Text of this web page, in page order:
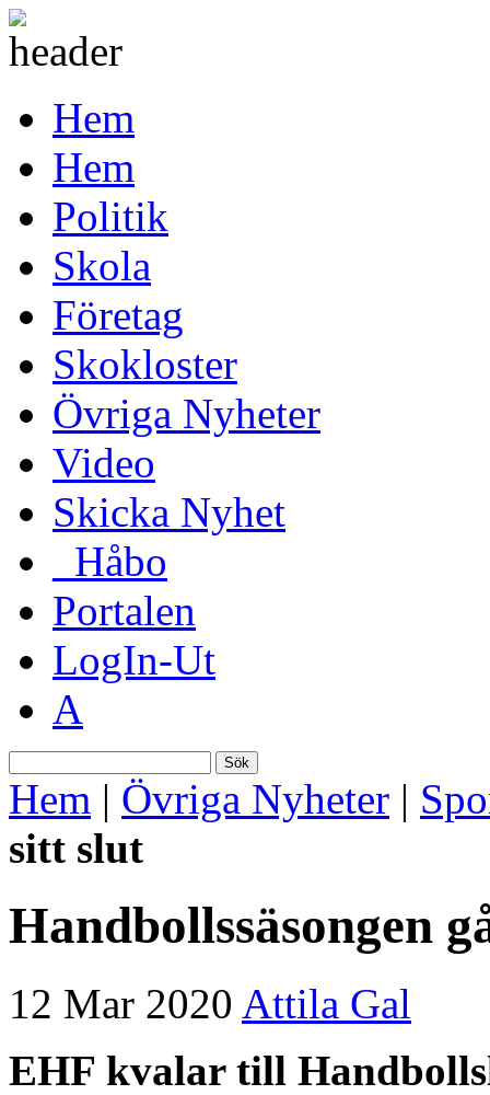
Hem
Hem
Politik
Skola
Företag
Skokloster
Övriga Nyheter
Video
Skicka Nyhet
_Håbo
Portalen
LogIn-Ut
A
Sök
Hem | Övriga Nyheter |
sitt slut
Handbollssäsongen
12 Mar 2020 Attila Gal
EHF kvalar till